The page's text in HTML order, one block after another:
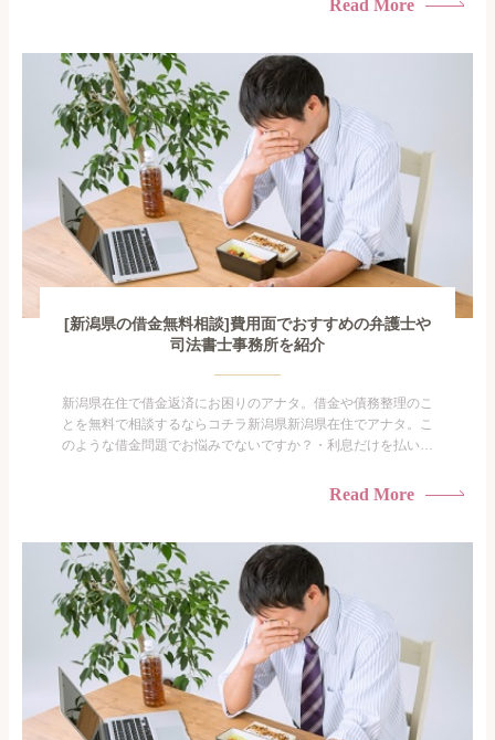
Read More
[新潟県の借金無料相談]費用面でおすすめの弁護士や
司法書士事務所を紹介
新潟県在住で借金返済にお困りのアナタ。借金や債務整理のこ
とを無料で相談するならコチラ新潟県新潟県在住でアナタ。こ
のような借金問題でお悩みでないですか？・利息だけを払い続
られたくない・借金の催促、取り立てで憂鬱になる。・闇金に
がありま...
Read More